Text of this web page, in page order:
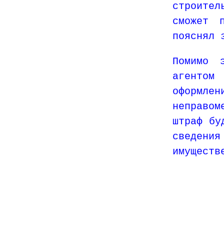
сможет
пояснял
Помимо
штраф